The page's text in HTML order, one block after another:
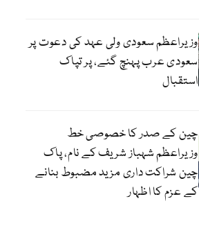
وزیراعظم سعودی ولی عہد کی دعوت پر
سعودی عرب پہنچ گئے، پر تپاک
استقبال
چین کے صدر کا خصوصی خط
وزیراعظم شہباز شریف کے نام، پاک
چین شراکت داری مزید مضبوط بنانے
کے عزم کا اظہار